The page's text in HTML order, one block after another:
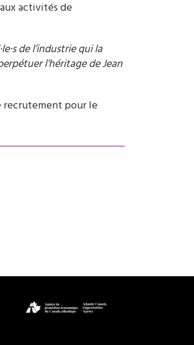
activités de
de l’industrie qui la
l’héritage de Jean
recrutement pour le